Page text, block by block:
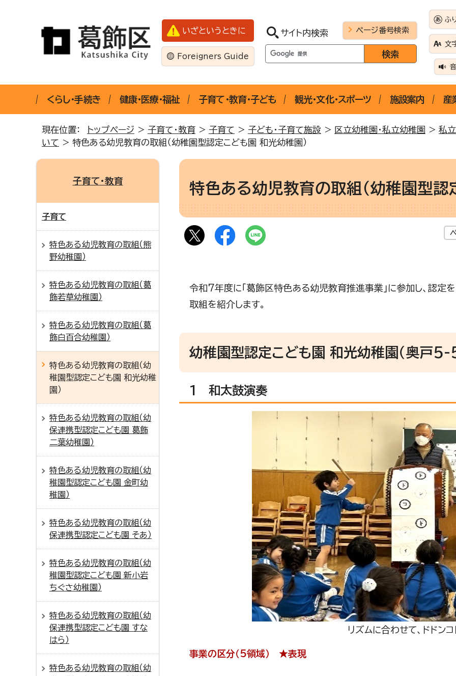
いざというときに
Foreigners Guide
サイト内検索 ページ番号検索
ふ
文
くらし・手続き 健康・医療・福祉 子育て・教育・子ども 観光・文化・スポーツ 施設案内 産
現在位置： トップページ > 子育て・教育 > 子育て > 子ども・子育て施設 > 区立幼稚園・私立幼稚園 > 私
いて > 特色ある幼児教育の取組（幼稚園型認定こども園 和光幼稚園）
特色ある幼児教育の取組（幼稚園型認
令和7年度に「葛飾区特色ある幼児教育推進事業」に参加し、認
取組を紹介します。
幼稚園型認定こども園 和光幼稚園（奥戸
1 和太鼓演奏
リズムに合わせて、ドドン
事業の区分（5領域） ★表現
子育て・教育
子育て
特色ある幼児教育の取組（熊
野幼稚園）
特色ある幼児教育の取組（葛
飾若草幼稚園）
特色ある幼児教育の取組（葛
飾白百合幼稚園）
特色ある幼児教育の取組（幼
稚園型認定こども園 和光幼稚
園）
特色ある幼児教育の取組（幼
保連携型認定こども園 葛飾
二葉幼稚園）
特色ある幼児教育の取組（幼
稚園型認定こども園 金町幼
稚園）
特色ある幼児教育の取組（幼
保連携型認定こども園 そあ）
特色ある幼児教育の取組（幼
稚園型認定こども園 新小岩
ちぐさ幼稚園）
特色ある幼児教育の取組（幼
保連携型認定こども園 すな
はら）
特色ある幼児教育の取組（幼